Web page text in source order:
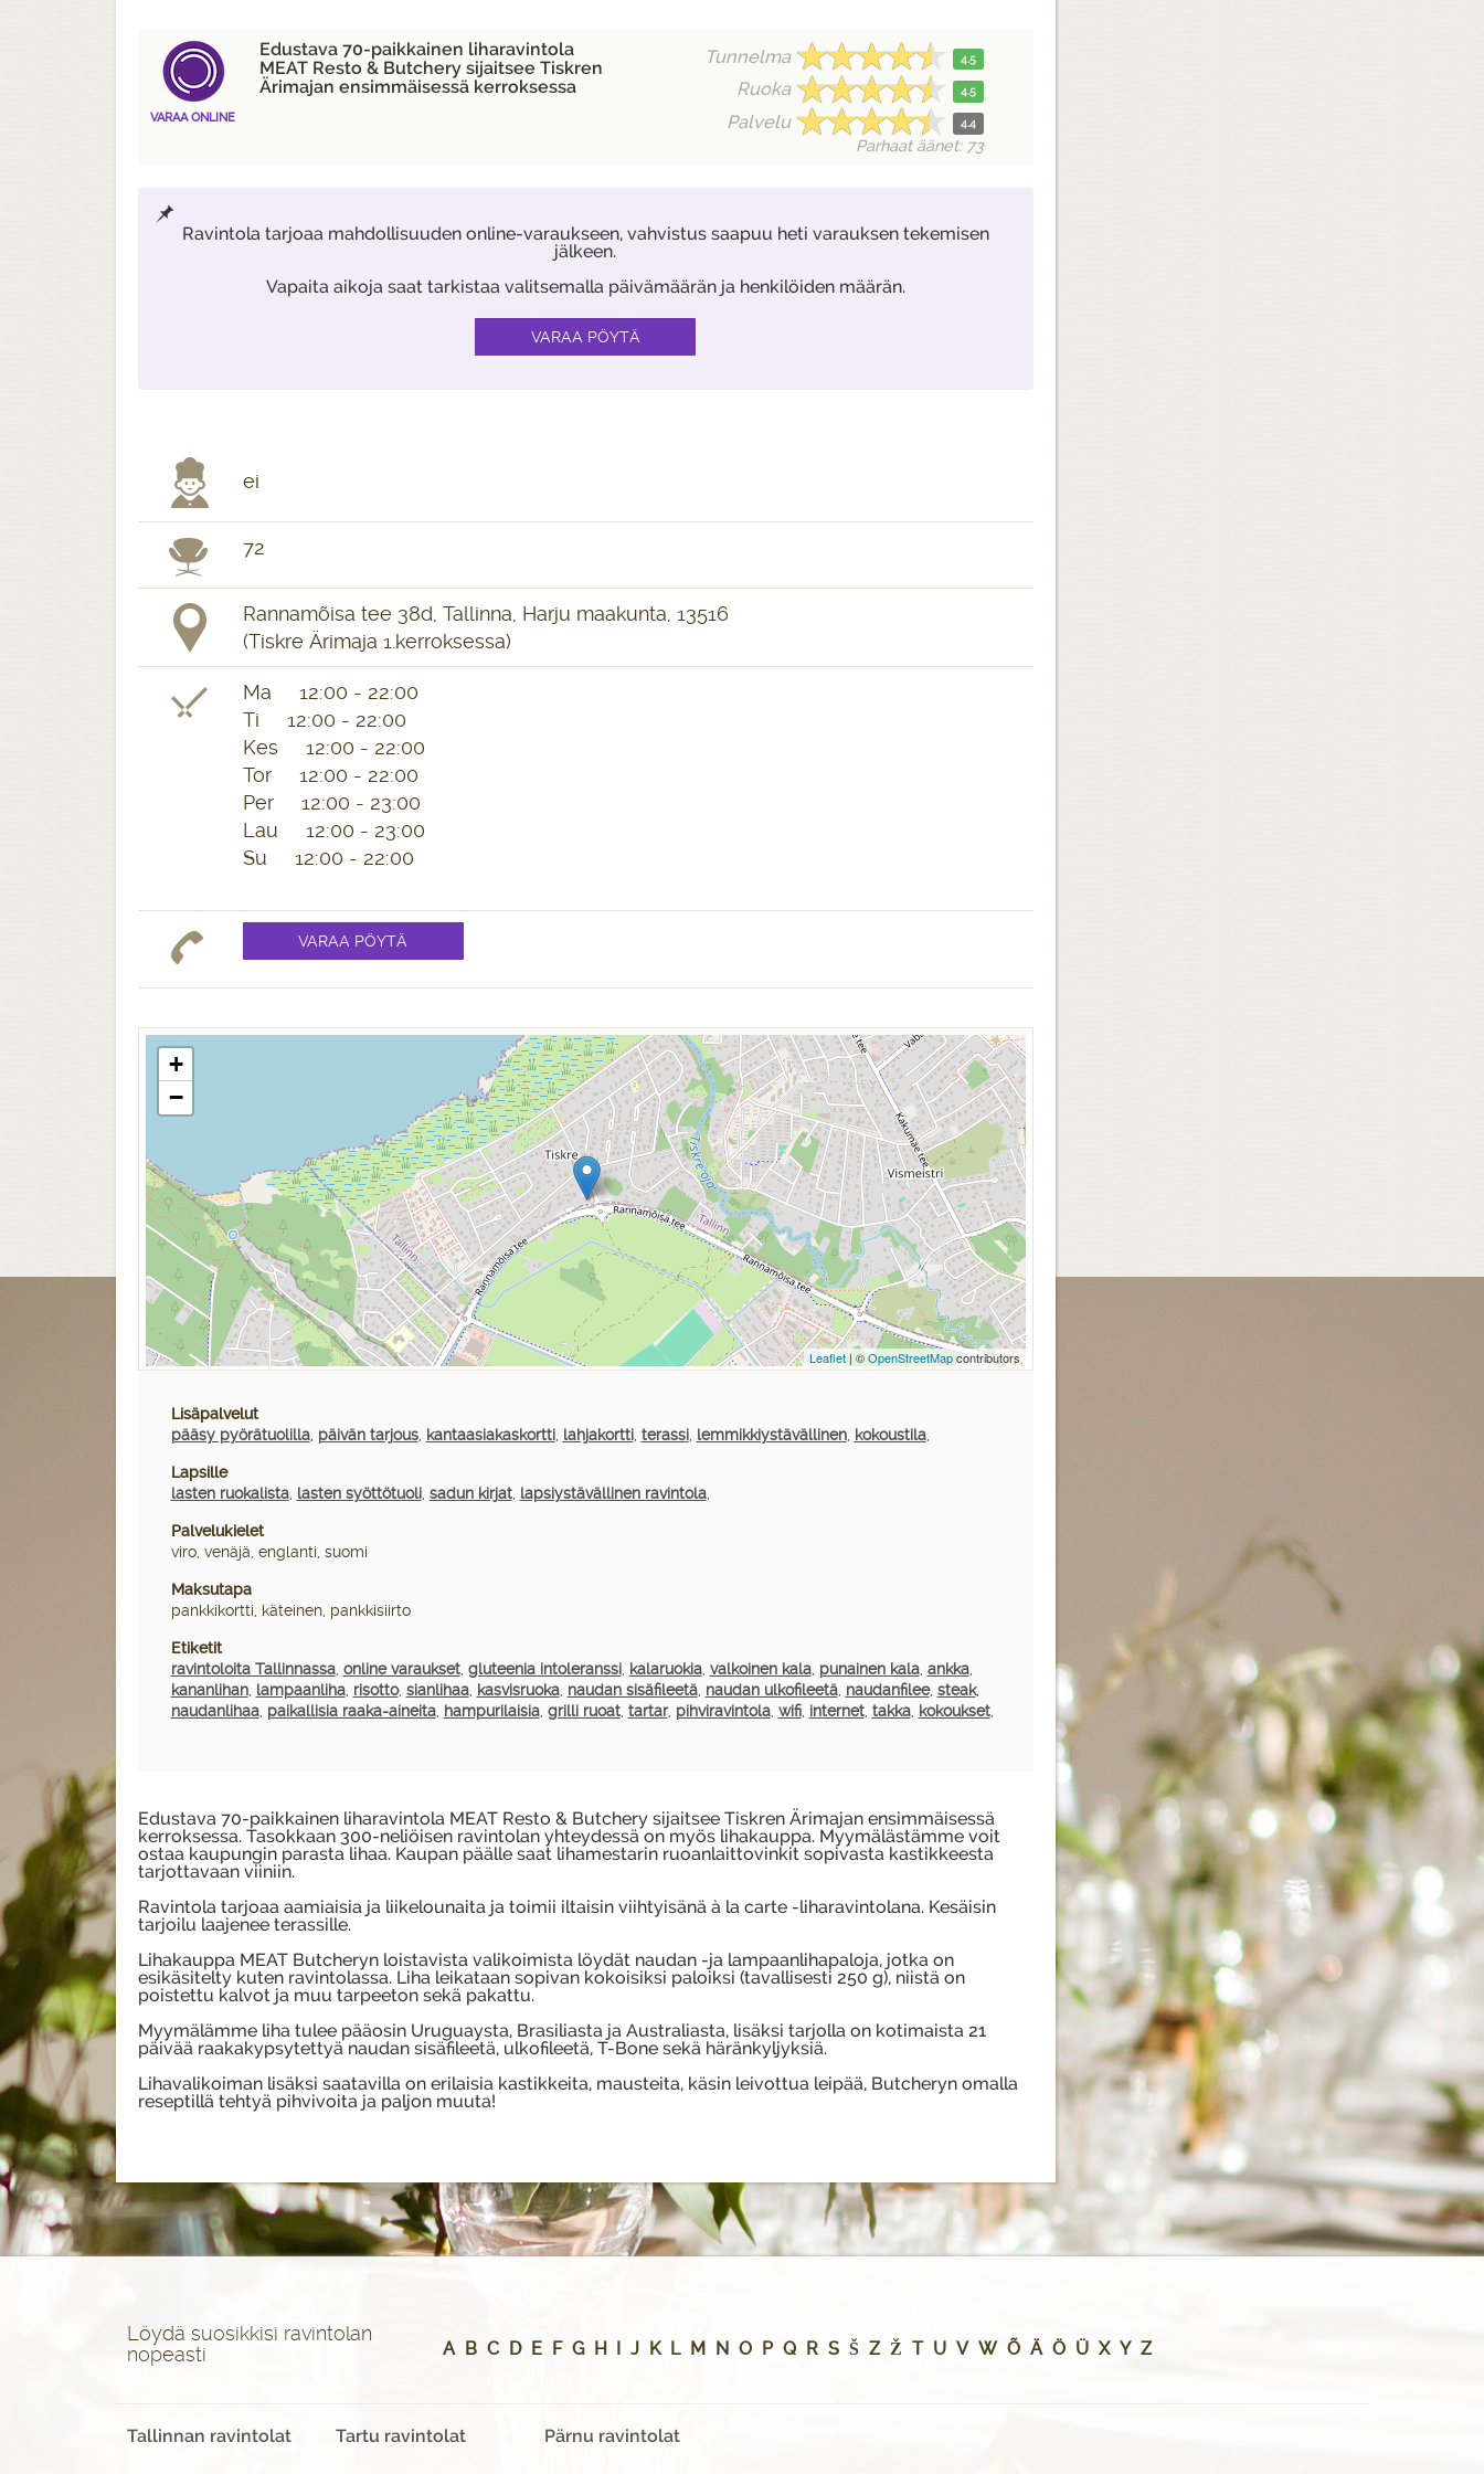
VARAA ONLINE
Edustava 70-paikkainen liharavintola
MEAT Resto & Butchery sijaitsee Tiskren
Ärimajan ensimmäisessä kerroksessa
Tunnelma 4.5
Ruoka 4.5
Palvelu 4.4
Parhaat äänet: 73
Ravintola tarjoaa mahdollisuuden online-varaukseen, vahvistus saapuu heti varauksen tekemisen
jälkeen.
Vapaita aikoja saat tarkistaa valitsemalla päivämäärän ja henkilöiden määrän.
ei
72
Rannamõisa tee 38d, Tallinna, Harju maakunta, 13516
(Tiskre Ärimaja 1.kerroksessa)
Ma 12:00 - 22:00
Ti 12:00 - 22:00
Kes 12:00 - 22:00
Tor 12:00 - 22:00
Per 12:00 - 23:00
Lau 12:00 - 23:00
Su 12:00 - 22:00
+
−
Leaflet| ©OpenStreetMapcontributors
Lisäpalvelut
pääsy pyörätuolilla, päivän tarjous, kantaasiakaskortti, lahjakortti, terassi, lemmikkiystävällinen, kokoustila,
Lapsille
lasten ruokalista, lasten syöttötuoli, sadun kirjat, lapsiystävällinen ravintola,
Palvelukielet
viro, venäjä, englanti, suomi
Maksutapa
pankkikortti, käteinen, pankkisiirto
Etiketit
ravintoloita Tallinnassa, online varaukset, gluteenia intoleranssi, kalaruokia, valkoinen kala, punainen kala, ankka,
kananlihan, lampaanliha, risotto, sianlihaa, kasvisruoka, naudan sisäfileetä, naudan ulkofileetä, naudanfilee, steak,
naudanlihaa, paikallisia raaka-aineita, hampurilaisia, grilli ruoat, tartar, pihviravintola, wifi, internet, takka, kokoukset,
Edustava 70-paikkainen liharavintola MEAT Resto & Butchery sijaitsee Tiskren Ärimajan ensimmäisessä
kerroksessa. Tasokkaan 300-neliöisen ravintolan yhteydessä on myös lihakauppa. Myymälästämme voit
ostaa kaupungin parasta lihaa. Kaupan päälle saat lihamestarin ruoanlaittovinkit sopivasta kastikkeesta
tarjottavaan viiniin.
Ravintola tarjoaa aamiaisia ja liikelounaita ja toimii iltaisin viihtyisänä à la carte -liharavintolana. Kesäisin
tarjoilu laajenee terassille.
Lihakauppa MEAT Butcheryn loistavista valikoimista löydät naudan -ja lampaanlihapaloja, jotka on
esikäsitelty kuten ravintolassa. Liha leikataan sopivan kokoisiksi paloiksi (tavallisesti 250 g), niistä on
poistettu kalvot ja muu tarpeeton sekä pakattu.
Myymälämme liha tulee pääosin Uruguaysta, Brasiliasta ja Australiasta, lisäksi tarjolla on kotimaista 21
päivää raakakypsytettyä naudan sisäfileetä, ulkofileetä, T-Bone sekä häränkyljyksiä.
Lihavalikoiman lisäksi saatavilla on erilaisia kastikkeita, mausteita, käsin leivottua leipää, Butcheryn omalla
reseptillä tehtyä pihvivoita ja paljon muuta!
Löydä suosikkisi ravintolan
nopeasti
A B C D E F G H J K L M N O P Q R S Š Z Ž T U V W Õ Ä Ö Ü X Y Z
Tallinnan ravintolat Tartu ravintolat Pärnu ravintolat